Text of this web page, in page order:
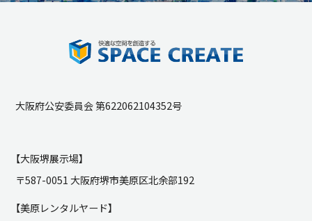
大阪府公安委員会 第622062104352号
【大阪堺展示場】
〒587-0051 大阪府堺市美原区北余部192
【美原レンタルヤード】